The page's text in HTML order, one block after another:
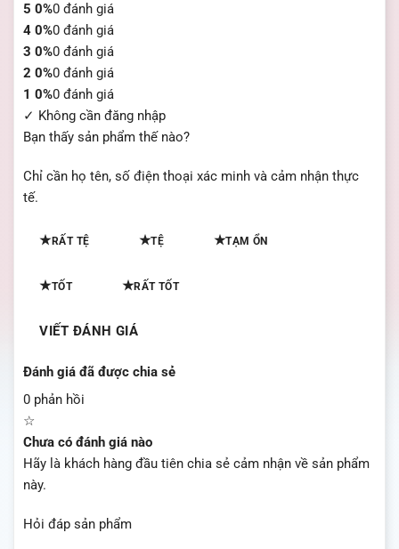
5 0%0 đánh giá
4 0%0 đánh giá
3 0%0 đánh giá
2 0%0 đánh giá
1 0%0 đánh giá
✓ Không cần đăng nhập
Bạn thấy sản phẩm thế nào?
Chỉ cần họ tên, số điện thoại xác minh và cảm nhận thực
tế.
★RẤT TỆ ★TỆ ★TẠM ỔN
★TỐT ★RẤT TỐT
VIẾT ĐÁNH GIÁ
Đánh giá đã được chia sẻ
0 phản hồi
☆
Chưa có đánh giá nào
Hãy là khách hàng đầu tiên chia sẻ cảm nhận về sản phẩm
này.
Hỏi đáp sản phẩm